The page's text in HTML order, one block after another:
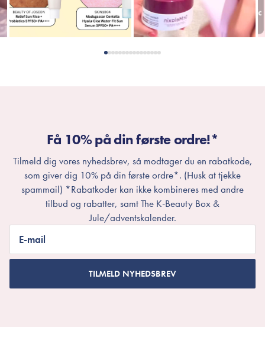
Få 10% på din første ordre!*
Tilmeld dig vores nyhedsbrev, så modtager du en rabatkode,
som giver dig 10% på din første ordre*. (Husk at tjekke
spammail) *Rabatkoder kan ikke kombineres med andre
tilbud og rabatter, samt The K-Beauty Box &
Jule/adventskalender.
E-mail
TILMELD NYHEDSBREV